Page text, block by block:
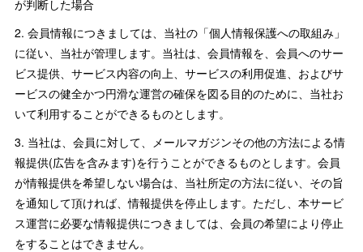
が判断した場合
2. 会員情報につきましては、当社の「個人情報保護への取組み」
に従い、当社が管理します。当社は、会員情報を、会員へのサー
ビス提供、サービス内容の向上、サービスの利用促進、およびサ
ービスの健全かつ円滑な運営の確保を図る目的のために、当社お
いて利用することができるものとします。
3. 当社は、会員に対して、メールマガジンその他の方法による情
報提供(広告を含みます)を行うことができるものとします。会員
が情報提供を希望しない場合は、当社所定の方法に従い、その旨
を通知して頂ければ、情報提供を停止します。ただし、本サービ
ス運営に必要な情報提供につきましては、会員の希望により停止
をすることはできません。